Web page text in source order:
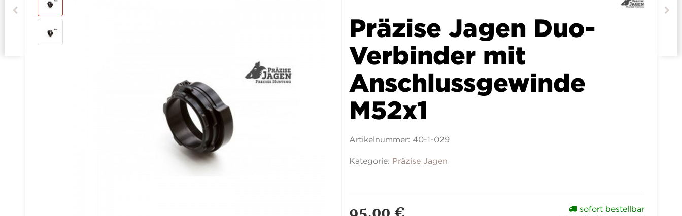
Präzise Jagen Duo-
Verbinder mit
Anschlussgewinde
M52x1
Artikelnummer: 40-1-029
Kategorie: Präzise Jagen
sofort bestellbar